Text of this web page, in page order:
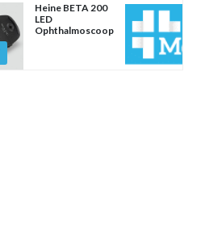
Heine BETA 200
LED
Ophthalmoscoop